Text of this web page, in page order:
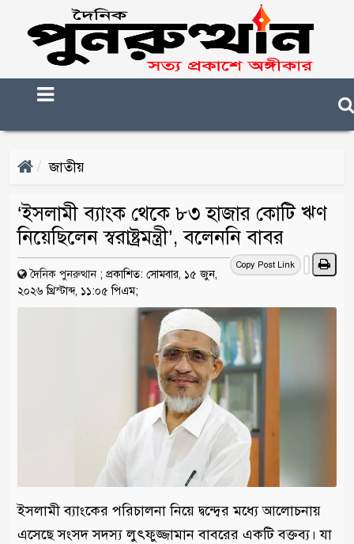
জাতীয়
‘ইসলামী ব্যাংক থেকে ৮৩ হাজার কোটি ঋণ
নিয়েছিলেন স্বরাষ্ট্রমন্ত্রী’, বলেননি বাবর
Copy Post Link
দৈনিক পুনরুত্থান ; প্রকাশিত: সোমবার, ১৫ জুন,
২০২৬ খ্রিস্টাব্দ, ১১:০৫ পিএম;
ইসলামী ব্যাংকের পরিচালনা নিয়ে দ্বন্দ্বের মধ্যে আলোচনায়
এসেছে সংসদ সদস্য লুৎফুজ্জামান বাবরের একটি বক্তব্য। যা